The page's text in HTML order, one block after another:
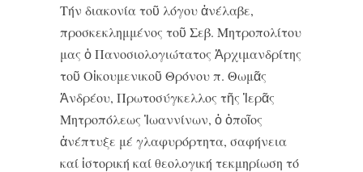
Τήν διακονία τοῦ λόγου ἀνέλαβε,
προσκεκλημμένος τοῦ Σεβ. Μητροπολίτου
μας ὁ Πανοσιολογιώτατος Ἀρχιμανδρίτης
τοῦ Οἰκουμενικοῦ Θρόνου π. Θωμᾶς
Ἀνδρέου, Πρωτοσύγκελλος τῆς Ἱερᾶς
Μητροπόλεως Ἰωαννίνων, ὁ ὁποῖος
ἀνέπτυξε μέ γλαφυρόρτητα, σαφήνεια
καί ἱστορική καί θεολογική τεκμηρίωση τό